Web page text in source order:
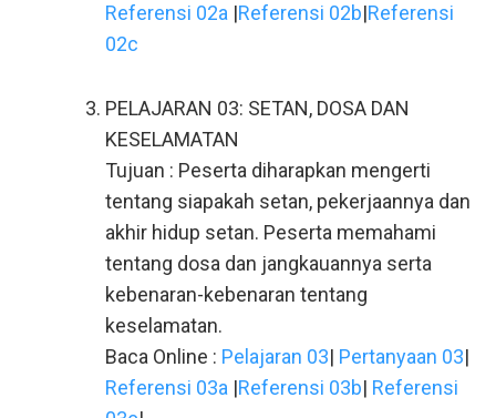
Referensi 02a |Referensi 02b|Referensi
02c
PELAJARAN 03: SETAN, DOSA DAN
KESELAMATAN
Tujuan : Peserta diharapkan mengerti
tentang siapakah setan, pekerjaannya dan
akhir hidup setan. Peserta memahami
tentang dosa dan jangkauannya serta
kebenaran-kebenaran tentang
keselamatan.
Baca Online : Pelajaran 03| Pertanyaan 03|
Referensi 03a |Referensi 03b| Referensi